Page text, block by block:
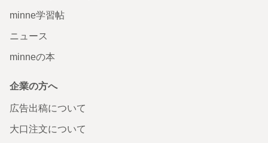
minne学習帖
ニュース
minneの本
企業の方へ
広告出稿について
大口注文について